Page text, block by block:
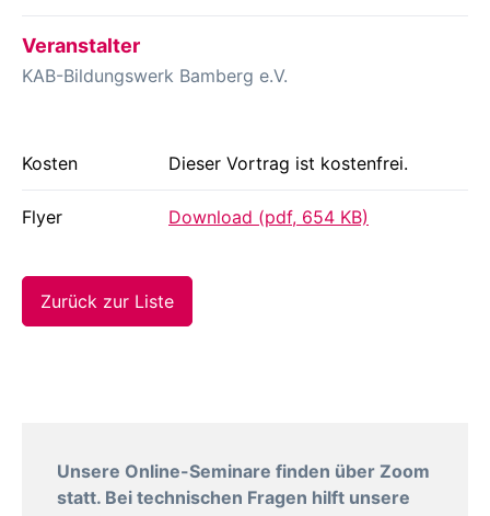
Veranstalter
KAB-Bildungswerk Bamberg e.V.
Kosten Dieser Vortrag ist kostenfrei.
Flyer Download (pdf, 654 KB)
Zurück zur Liste
Unsere Online-Seminare finden über Zoom
statt. Bei technischen Fragen hilft unsere